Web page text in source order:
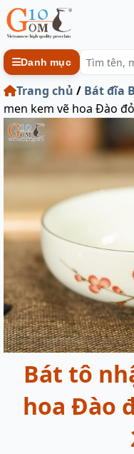
Danh mục
Trang chủ / Bát đĩa
men kem vẽ hoa Đào
Bát tô
hoa Đào